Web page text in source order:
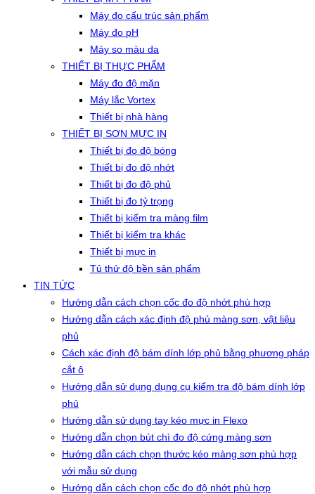
Máy đo cấu trúc sản phẩm
Máy đo pH
Máy so màu da
THIẾT BỊ THỰC PHẨM
Máy đo độ mặn
Máy lắc Vortex
Thiết bị nhà hàng
THIẾT BỊ SƠN MỰC IN
Thiết bị đo độ bóng
Thiết bị đo độ nhớt
Thiết bị đo độ phủ
Thiết bị đo tỷ trọng
Thiết bị kiểm tra màng film
Thiết bị kiểm tra khác
Thiết bị mực in
Tủ thử độ bền sản phẩm
TIN TỨC
Hướng dẫn cách chọn cốc đo độ nhớt phù hợp
Hướng dẫn cách xác định độ phủ màng sơn, vật liệu
phủ
Cách xác định độ bám dính lớp phủ bằng phương pháp
cắt ô
Hướng dẫn sử dụng dụng cụ kiểm tra độ bám dính lớp
phủ
Hướng dẫn sử dụng tay kéo mực in Flexo
Hướng dẫn chọn bút chì đo độ cứng màng sơn
Hướng dẫn cách chọn thước kéo màng sơn phù hợp
với mẫu sử dụng
Hướng dẫn cách chọn cốc đo độ nhớt phù hợp